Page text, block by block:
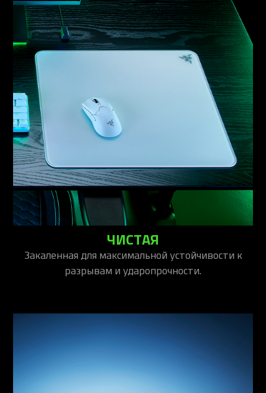
ЧИСТАЯ
Закаленная для максимальной устойчивости к
разрывам и ударопрочности.